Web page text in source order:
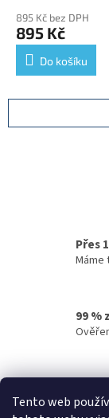
Tento web
895 Kč bez DPH
895 Kč
Do košíku
Přes
Máme
99 %
Vaše